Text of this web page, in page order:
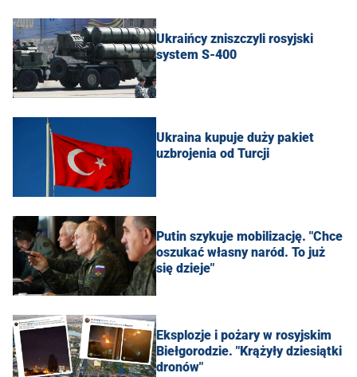
Ukraińcy zniszczyli rosyjski
system S-400
Ukraina kupuje duży pakiet
uzbrojenia od Turcji
Putin szykuje mobilizację. "Chce
oszukać własny naród. To już
się dzieje"
Eksplozje i pożary w rosyjskim
Biełgorodzie. "Krążyły dziesiątki
dronów"